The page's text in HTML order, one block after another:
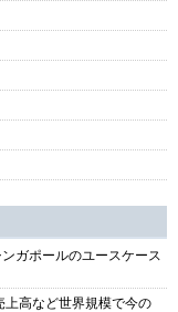
ガポールのユースケース
上高など世界規模で今の